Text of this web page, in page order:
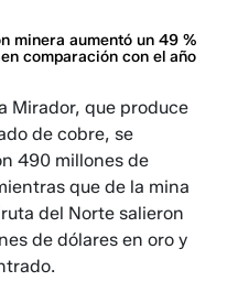
minera aumentó un 49 %
comparación con el año
Mirador, que produce
de cobre, se
490 millones de
que de la mina
del Norte salieron
de dólares en oro y